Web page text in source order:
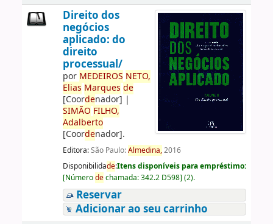
Direito dos
negócios
aplicado: do
direito
processual/
por MEDEIROS NETO,
Elias Marques de
[Coordenador] |
SIMÃO FILHO,
Adalberto
[Coordenador].
Editora:São Paulo:Almedina,2016
Disponibilidade:Itens disponíveis para empréstimo:
[Númerodechamada:342.2 D598] (2).
Reservar
Adicionar ao seu carrinho